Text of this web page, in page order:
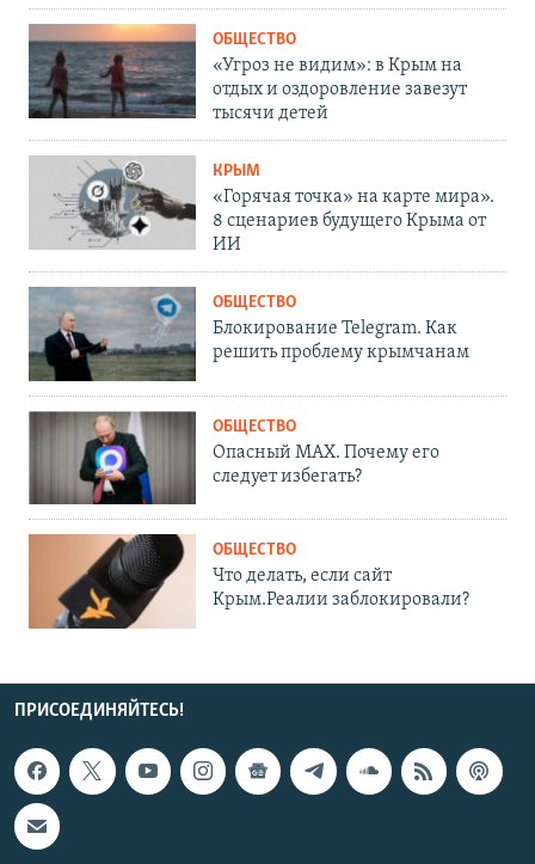
ОБЩЕСТВО
«Угроз не видим»: в Крым на
отдых и оздоровление завезут
тысячи детей
КРЫМ
«Горячая точка» на карте мира».
8 сценариев будущего Крыма от
ИИ
ОБЩЕСТВО
Блокирование Telegram. Как
решить проблему крымчанам
ОБЩЕСТВО
Опасный MAX. Почему его
следует избегать?
ОБЩЕСТВО
Что делать, если сайт
Крым.Реалии заблокировали?
ПРИСОЕДИНЯЙТЕСЬ!